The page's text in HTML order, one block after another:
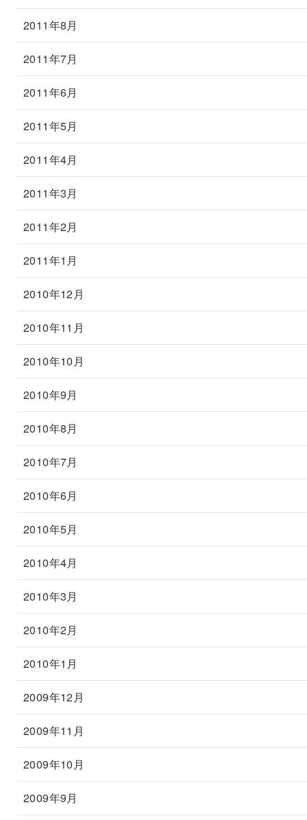
2011年8月
2011年7月
2011年6月
2011年5月
2011年4月
2011年3月
2011年2月
2011年1月
2010年12月
2010年11月
2010年10月
2010年9月
2010年8月
2010年7月
2010年6月
2010年5月
2010年4月
2010年3月
2010年2月
2010年1月
2009年12月
2009年11月
2009年10月
2009年9月